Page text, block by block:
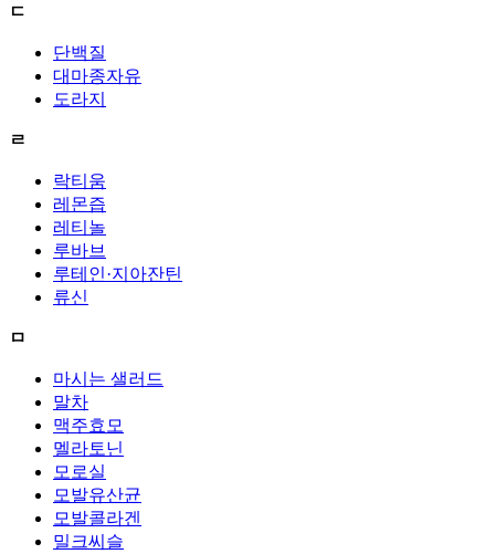
ㄷ
단백질
대마종자유
도라지
ㄹ
락티움
레몬즙
레티놀
루바브
루테인·지아잔틴
류신
ㅁ
마시는 샐러드
말차
맥주효모
멜라토닌
모로실
모발유산균
모발콜라겐
밀크씨슬